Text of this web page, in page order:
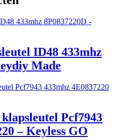
ID48 433mhz
Made
Pcf7943
– Keyless GO